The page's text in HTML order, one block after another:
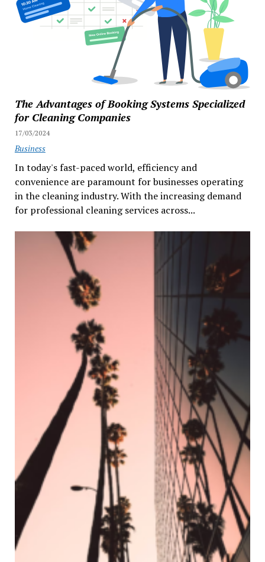
The Advantages of Booking Systems Specialized
for Cleaning Companies
17/03/2024
Business
In today's fast-paced world, efficiency and
convenience are paramount for businesses operating
in the cleaning industry. With the increasing demand
for professional cleaning services across...